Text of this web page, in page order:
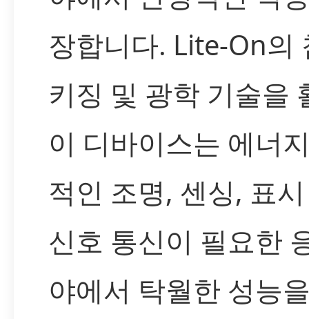
장합니다. Lite-On의
키징 및 광학 기술을
이 디바이스는 에너
적인 조명, 센싱, 표
신호 통신이 필요한
야에서 탁월한 성능